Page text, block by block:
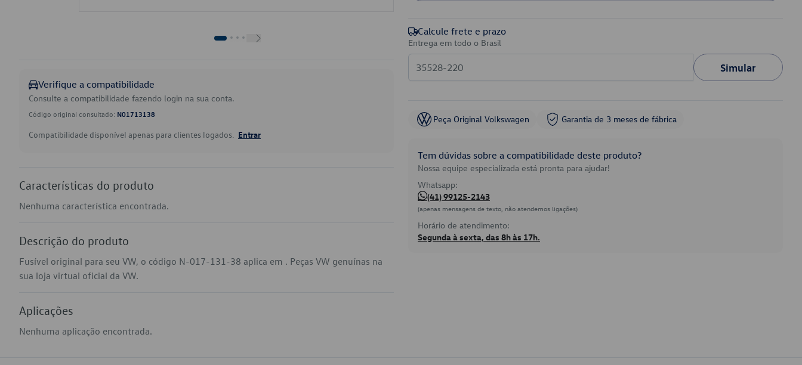
Verifique a compatibilidade
Consulte a compatibilidade fazendo login na sua conta.
Código original consultado: N01713138
Compatibilidade disponível apenas para clientes logados. Entrar
Características do produto
Nenhuma característica encontrada.
Descrição do produto
Fusível original para seu VW, o código N-017-131-38 aplica em . Peças VW genuínas na
sua loja virtual oficial da VW.
Aplicações
Nenhuma aplicação encontrada.
Calcule frete e prazo
Entrega em todo o Brasil
Simular
Peça Original Volkswagen Garantia de 3 meses de fábrica
Tem dúvidas sobre a compatibilidade deste produto?
Nossa equipe especializada está pronta para ajudar!
Whatsapp:
(41) 99125-2143
(apenas mensagens de texto, não atendemos ligações)
Horário de atendimento:
Segunda à sexta, das 8h às 17h.